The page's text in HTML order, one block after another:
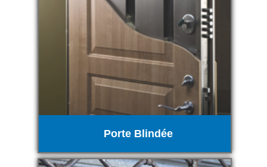
Porte Blindée